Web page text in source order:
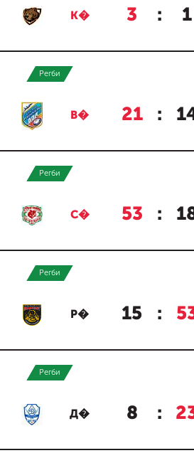
К� 3 : 1
Регби
В� 21 :
Регби
С� 53 :
Регби
Р� 15 :
Регби
Д� 8 :